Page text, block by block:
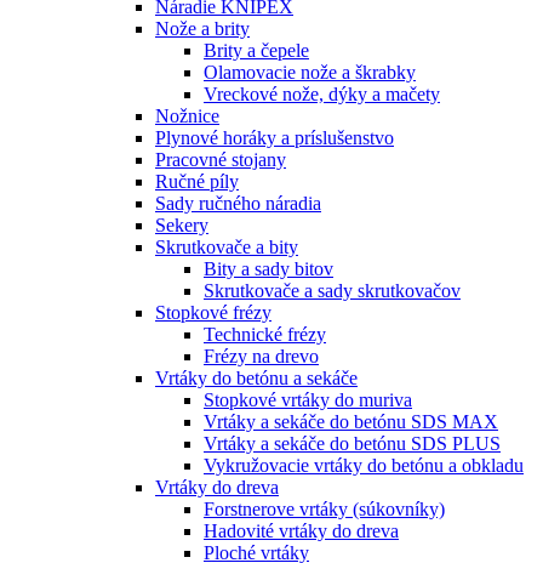
Náradie KNIPEX
Nože a brity
Brity a čepele
Olamovacie nože a škrabky
Vreckové nože, dýky a mačety
Nožnice
Plynové horáky a príslušenstvo
Pracovné stojany
Ručné píly
Sady ručného náradia
Sekery
Skrutkovače a bity
Bity a sady bitov
Skrutkovače a sady skrutkovačov
Stopkové frézy
Technické frézy
Frézy na drevo
Vrtáky do betónu a sekáče
Stopkové vrtáky do muriva
Vrtáky a sekáče do betónu SDS MAX
Vrtáky a sekáče do betónu SDS PLUS
Vykružovacie vrtáky do betónu a obkladu
Vrtáky do dreva
Forstnerove vrtáky (súkovníky)
Hadovité vrtáky do dreva
Ploché vrtáky